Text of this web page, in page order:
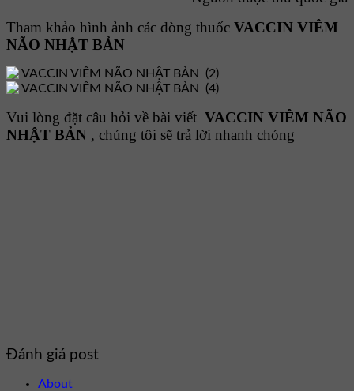
Tham khảo hình ảnh các dòng thuốc VACCIN VIÊM
NÃO NHẬT BẢN
Vui lòng đặt câu hỏi về bài viết VACCIN VIÊM NÃO
NHẬT BẢN , chúng tôi sẽ trả lời nhanh chóng
Đánh giá post
About